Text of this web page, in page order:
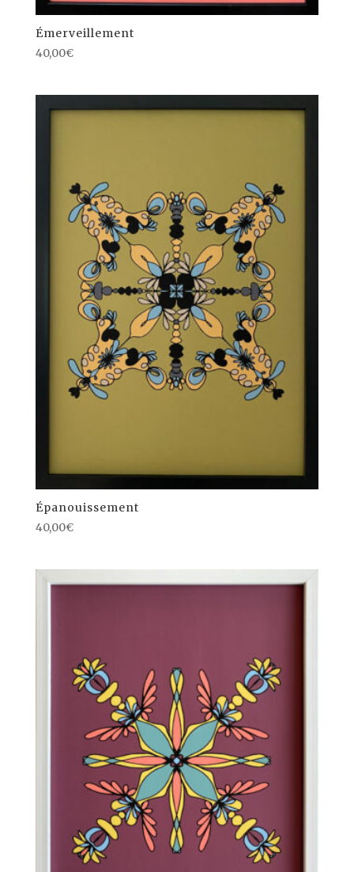
Émerveillement
40,00€
Épanouissement
40,00€